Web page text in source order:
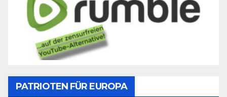
PATRIOTEN FÜR EUROPA